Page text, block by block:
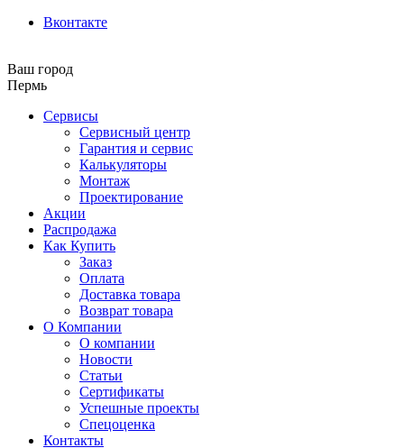
Вконтакте
Ваш город
Пермь
Сервисы
Сервисный центр
Гарантия и сервис
Калькуляторы
Монтаж
Проектирование
Акции
Распродажа
Как Купить
Заказ
Оплата
Доставка товара
Возврат товара
О Компании
О компании
Новости
Статьи
Сертификаты
Успешные проекты
Спецоценка
Контакты